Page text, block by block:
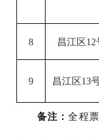
8 昌江区12
9 昌江区13
备注：全程